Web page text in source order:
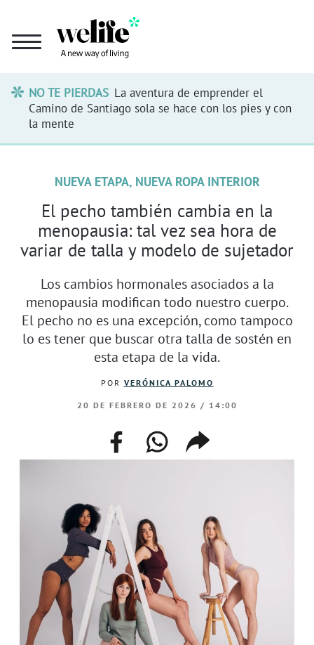
NO TE PIERDAS La aventura de emprender el
Camino de Santiago sola se hace con los pies y con
la mente
NUEVA ETAPA, NUEVA ROPA INTERIOR
El pecho también cambia en la
menopausia: tal vez sea hora de
variar de talla y modelo de sujetador
Los cambios hormonales asociados a la
menopausia modifican todo nuestro cuerpo.
El pecho no es una excepción, como tampoco
lo es tener que buscar otra talla de sostén en
esta etapa de la vida.
POR VERÓNICA PALOMO
20 DE FEBRERO DE 2026 / 14:00
facebookwhatsappcompartir
enlace